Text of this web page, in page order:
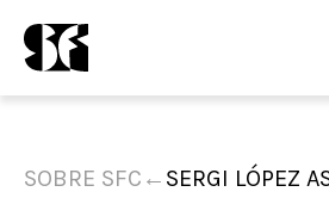
SOBRE SFC ← SERGI LÓPEZ